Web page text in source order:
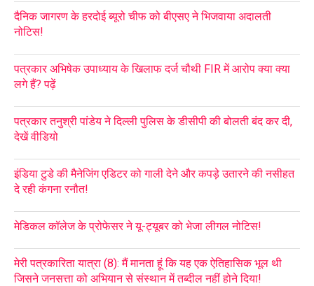
दैनिक जागरण के हरदोई ब्यूरो चीफ को बीएसए ने भिजवाया अदालती
नोटिस!
पत्रकार अभिषेक उपाध्याय के खिलाफ दर्ज चौथी FIR में आरोप क्या क्या
लगे हैं? पढ़ें
पत्रकार तनुश्री पांडेय ने दिल्ली पुलिस के डीसीपी की बोलती बंद कर दी,
देखें वीडियो
इंडिया टुडे की मैनेजिंग एडिटर को गाली देने और कपड़े उतारने की नसीहत
दे रही कंगना रनौत!
मेडिकल कॉलेज के प्रोफेसर ने यू-ट्यूबर को भेजा लीगल नोटिस!
मेरी पत्रकारिता यात्रा (8): मैं मानता हूं कि यह एक ऐतिहासिक भूल थी
जिसने जनसत्ता को अभियान से संस्थान में तब्दील नहीं होने दिया!